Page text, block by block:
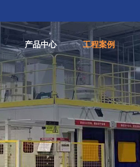
产品中心 工程案例